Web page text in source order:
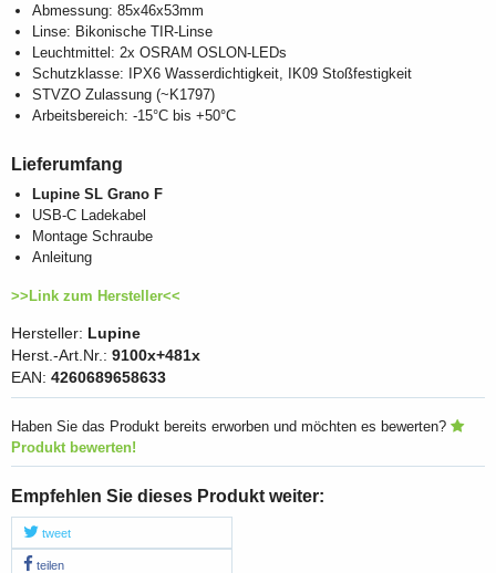
Abmessung: 85x46x53mm
Linse: Bikonische TIR-Linse
Leuchtmittel: 2x OSRAM OSLON-LEDs
Schutzklasse: IPX6 Wasserdichtigkeit, IK09 Stoßfestigkeit
STVZO Zulassung (~K1797)
Arbeitsbereich: -15°C bis +50°C
Lieferumfang
Lupine SL Grano F
USB-C Ladekabel
Montage Schraube
Anleitung
>>Link zum Hersteller<<
Hersteller: Lupine
Herst.-Art.Nr.: 9100x+481x
EAN: 4260689658633
Haben Sie das Produkt bereits erworben und möchten es bewerten?
Produkt bewerten!
Empfehlen Sie dieses Produkt weiter:
tweet
teilen